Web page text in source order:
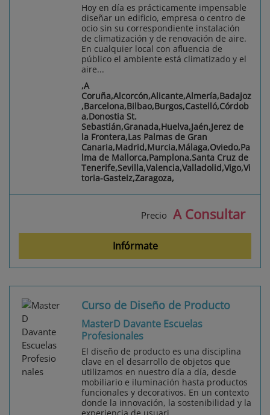
Hoy en día es prácticamente impensable
diseñar un edificio, empresa o centro de
ocio sin su correspondiente instalación
de climatización y de renovación de aire.
En cualquier local con afluencia de
público el ambiente está climatizado y el
aire...
,A
Coruña,Alcorcón,Alicante,Almería,Badajoz
,Barcelona,Bilbao,Burgos,Castelló,Córdob
a,Donostia St.
Sebastián,Granada,Huelva,Jaén,Jerez de
la Frontera,Las Palmas de Gran
Canaria,Madrid,Murcia,Málaga,Oviedo,Pa
lma de Mallorca,Pamplona,Santa Cruz de
Tenerife,Sevilla,Valencia,Valladolid,Vigo,Vi
toria-Gasteiz,Zaragoza,
Precio A Consultar
Infórmate
Curso de Diseño de Producto
MasterD Davante Escuelas
Profesionales
El diseño de producto es una disciplina
clave en el desarrollo de objetos que
utilizamos en nuestro día a día, desde
mobiliario e iluminación hasta productos
funcionales y decorativos. En un contexto
donde la innovación, la sostenibilidad y la